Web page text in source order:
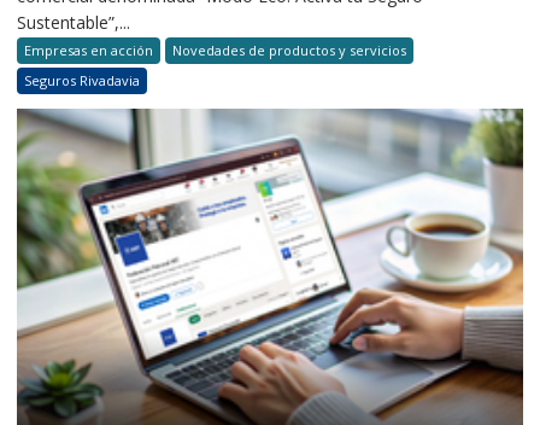
Sustentable”,...
Empresas en acción
Novedades de productos y servicios
Seguros Rivadavia